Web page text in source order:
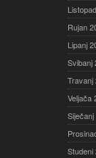
Rujan
Lipanj
Svibanj
Travanj
Veljača
Siječanj
Studeni